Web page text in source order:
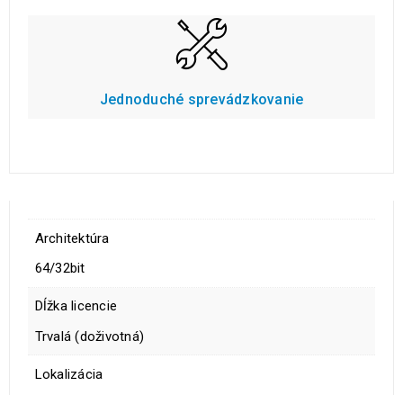
Jednoduché sprevádzkovanie
Architektúra
64/32bit
Dĺžka licencie
Trvalá (doživotná)
Lokalizácia